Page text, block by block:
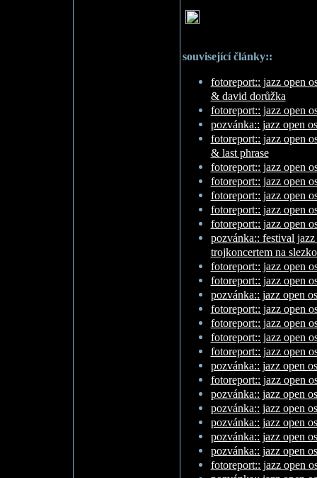
související články::
fotoreport:: jazz open
& david dorůžka
fotoreport:: jazz open
pozvánka:: jazz open
fotoreport:: jazz open
& last phrase
fotoreport:: jazz open
fotoreport:: jazz open
fotoreport:: jazz open
fotoreport:: jazz open
fotoreport:: jazz open
pozvánka:: festival
trojkoncertem na
fotoreport:: jazz open
fotoreport:: jazz open
pozvánka:: jazz open
fotoreport:: jazz open
fotoreport:: jazz open
fotoreport:: jazz open
fotoreport:: jazz open
pozvánka:: jazz open
fotoreport:: jazz open
pozvánka:: jazz open
pozvánka:: jazz open
pozvánka:: jazz open
pozvánka:: jazz open
pozvánka:: jazz open
fotoreport:: jazz open